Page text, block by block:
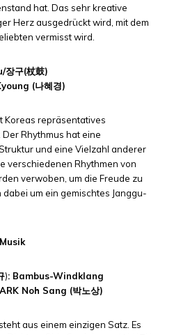
hat. Das sehr kreative
Herz ausgedrückt wird, mit dem
vermisst wird.
구(杖鼓)
(나혜경)
Koreas repräsentatives
Rhythmus hat eine
und eine Vielzahl anderer
verschiedenen Rhythmen von
verwoben, um die Freude zu
um ein gemischtes Janggu-
): Bambus-Windklang
Noh Sang (박노상)
aus einem einzigen Satz. Es